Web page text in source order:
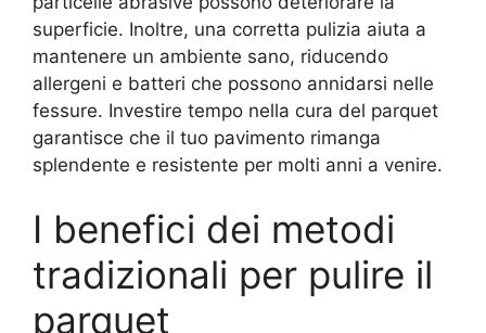
superficie. Inoltre, una corretta pulizia aiuta a
mantenere un ambiente sano, riducendo
allergeni e batteri che possono annidarsi nelle
fessure. Investire tempo nella cura del parquet
garantisce che il tuo pavimento rimanga
splendente e resistente per molti anni a venire.
I benefici dei metodi
tradizionali per pulire il
parquet